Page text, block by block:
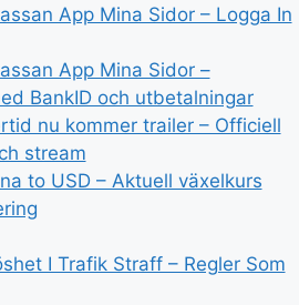
App Mina Sidor – Logga In
App Mina Sidor –
BankID och utbetalningar
nu kommer trailer – Officiell
stream
to USD – Aktuell växelkurs
I Trafik Straff – Regler Som